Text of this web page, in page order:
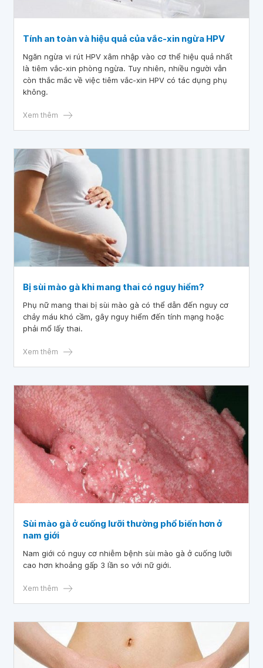
Tính an toàn và hiệu quả của vắc-xin ngừa HPV
Ngăn ngừa vi rút HPV xâm nhập vào cơ thể hiệu quả nhất
là tiêm vắc-xin phòng ngừa. Tuy nhiên, nhiều người vẫn
còn thắc mắc về việc tiêm vắc-xin HPV có tác dụng phụ
không.
Xem thêm
Bị sùi mào gà khi mang thai có nguy hiểm?
Phụ nữ mang thai bị sùi mào gà có thể dẫn đến nguy cơ
chảy máu khó cầm, gây nguy hiểm đến tính mạng hoặc
phải mổ lấy thai.
Xem thêm
Sùi mào gà ở cuống lưỡi thường phổ biến hơn ở
nam giới
Nam giới có nguy cơ nhiễm bệnh sùi mào gà ở cuống lưỡi
cao hơn khoảng gấp 3 lần so với nữ giới.
Xem thêm